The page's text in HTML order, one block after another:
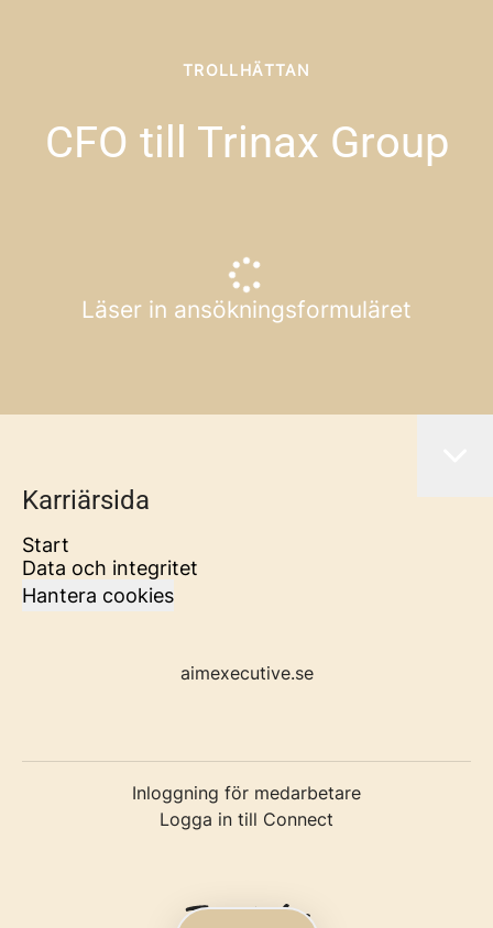
TROLLHÄTTAN
CFO till Trinax Group
Läser in ansökningsformuläret
Karriärsida
Start
Data och integritet
Hantera cookies
aimexecutive.se
Inloggning för medarbetare
Logga in till Connect